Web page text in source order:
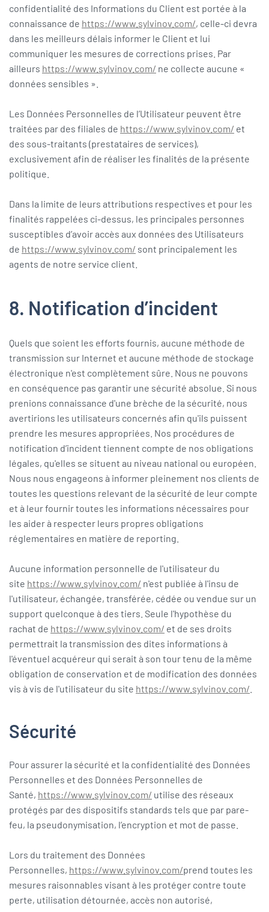
confidentialité des Informations du Client est portée à la
connaissance de https://www.sylvinov.com/, celle-ci devra
dans les meilleurs délais informer le Client et lui
communiquer les mesures de corrections prises. Par
ailleurs https://www.sylvinov.com/ ne collecte aucune «
données sensibles ».
Les Données Personnelles de l’Utilisateur peuvent être
traitées par des filiales de https://www.sylvinov.com/ et
des sous-traitants (prestataires de services),
exclusivement afin de réaliser les finalités de la présente
politique.
Dans la limite de leurs attributions respectives et pour les
finalités rappelées ci-dessus, les principales personnes
susceptibles d’avoir accès aux données des Utilisateurs
de https://www.sylvinov.com/ sont principalement les
agents de notre service client.
8. Notification d’incident
Quels que soient les efforts fournis, aucune méthode de
transmission sur Internet et aucune méthode de stockage
électronique n'est complètement sûre. Nous ne pouvons
en conséquence pas garantir une sécurité absolue. Si nous
prenions connaissance d'une brèche de la sécurité, nous
avertirions les utilisateurs concernés afin qu'ils puissent
prendre les mesures appropriées. Nos procédures de
notification d’incident tiennent compte de nos obligations
légales, qu'elles se situent au niveau national ou européen.
Nous nous engageons à informer pleinement nos clients de
toutes les questions relevant de la sécurité de leur compte
et à leur fournir toutes les informations nécessaires pour
les aider à respecter leurs propres obligations
réglementaires en matière de reporting.
Aucune information personnelle de l'utilisateur du
site https://www.sylvinov.com/ n'est publiée à l'insu de
l'utilisateur, échangée, transférée, cédée ou vendue sur un
support quelconque à des tiers. Seule l'hypothèse du
rachat de https://www.sylvinov.com/ et de ses droits
permettrait la transmission des dites informations à
l'éventuel acquéreur qui serait à son tour tenu de la même
obligation de conservation et de modification des données
vis à vis de l'utilisateur du site https://www.sylvinov.com/
Sécurité
Pour assurer la sécurité et la confidentialité des Données
Personnelles et des Données Personnelles de
Santé, https://www.sylvinov.com/ utilise des réseaux
protégés par des dispositifs standards tels que par pare-
feu, la pseudonymisation, l’encryption et mot de passe.
Lors du traitement des Données
Personnelles, https://www.sylvinov.com/prend toutes les
mesures raisonnables visant à les protéger contre toute
perte, utilisation détournée, accès non autorisé,